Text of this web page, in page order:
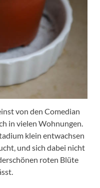
von den Comedian
in vielen Wohnungen.
klein entwachsen
und sich dabei nicht
roten Blüte